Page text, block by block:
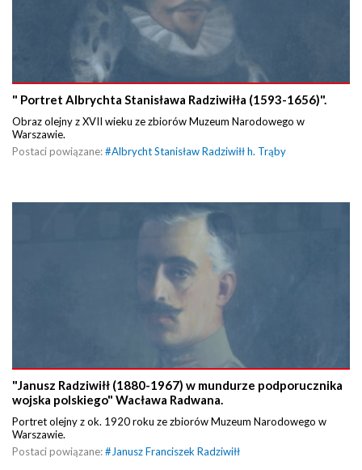
" Portret Albrychta Stanisława Radziwiłła (1593-1656)".
Obraz olejny z XVII wieku ze zbiorów Muzeum Narodowego w
Warszawie.
Postaci powiązane:#Albrycht Stanisław Radziwiłł h. Trąby
"Janusz Radziwiłł (1880-1967) w mundurze podporucznika
wojska polskiego" Wacława Radwana.
Portret olejny z ok. 1920 roku ze zbiorów Muzeum Narodowego w
Warszawie.
Postaci powiązane:#Janusz Franciszek Radziwiłł